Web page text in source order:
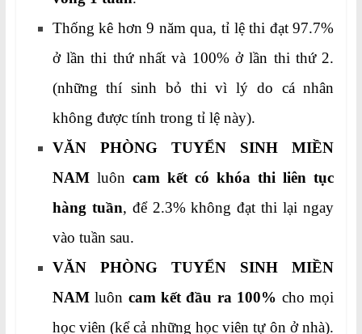
Thống kê hơn 9 năm qua, tỉ lệ thi đạt 97.7%
ở lần thi thứ nhất và 100% ở lần thi thứ 2.
(những thí sinh bỏ thi vì lý do cá nhân
không được tính trong tỉ lệ này).
VĂN PHÒNG TUYỂN SINH MIỀN
NAMluôn cam kết có khóa thi liên tục
hàng tuần, để 2.3% không đạt thi lại ngay
vào tuần sau.
VĂN PHÒNG TUYỂN SINH MIỀN
NAMluôn cam kết đầu ra 100% cho mọi
học viên (kể cả những học viên tự ôn ở nhà).